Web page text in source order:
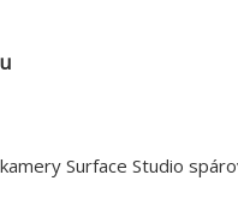
Surface Studio